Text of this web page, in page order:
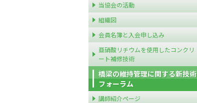
当協会の活動
組織図
会員名簿と入会申し込み
亜硝酸リチウムを使用したコンクリ
ート補修技術
橋梁の維持管理に関する新技術
フォーラム
講師紹介ページ